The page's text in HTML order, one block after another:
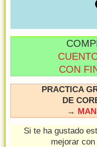
CON
PRACTICA
DE
→
Si te ha gustado
mejorar